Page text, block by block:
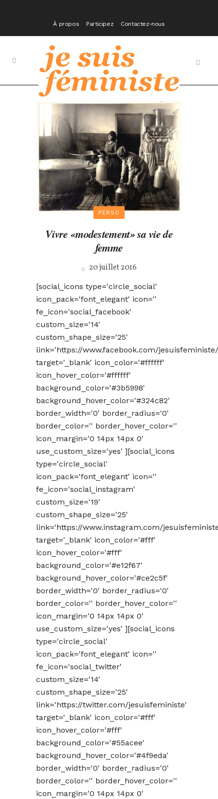
À propos Participez Contactez-nous
PERSO
Vivre «modestement» sa vie de
femme
20 juillet 2016
[social_icons type='circle_social'
icon_pack='font_elegant' icon=''
fe_icon='social_facebook'
custom_size='14'
custom_shape_size='25'
link='https://www.facebook.com/
target='_blank' icon_color='#ffffff'
icon_hover_color='#ffffff'
background_color='#3b5998'
background_hover_color='#324c82'
border_width='0' border_radius='0'
border_color='' border_hover_color=''
icon_margin='0 14px 14px 0'
use_custom_size='yes' ][social_icons
type='circle_social'
icon_pack='font_elegant' icon=''
fe_icon='social_instagram'
custom_size='19'
custom_shape_size='25'
link='https://www.instagram.com/
target='_blank' icon_color='#fff'
icon_hover_color='#fff'
background_color='#e12f67'
background_hover_color='#ce2c5f'
border_width='0' border_radius='0'
border_color='' border_hover_color=''
icon_margin='0 14px 14px 0'
use_custom_size='yes' ][social_icons
type='circle_social'
icon_pack='font_elegant' icon=''
fe_icon='social_twitter'
custom_size='14'
custom_shape_size='25'
link='https://twitter.com/jesuisfeministe'
target='_blank' icon_color='#fff'
icon_hover_color='#fff'
background_color='#55acee'
background_hover_color='#4f9eda'
border_width='0' border_radius='0'
border_color='' border_hover_color=''
icon_margin='0 14px 14px 0'